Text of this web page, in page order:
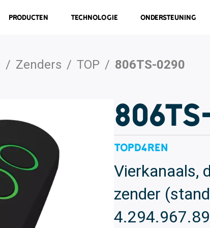
Producten Technologie Ondersteuning
/ Zenders / TOP / 806TS-0290
TOPD4REN
Vierkanaals,
zender